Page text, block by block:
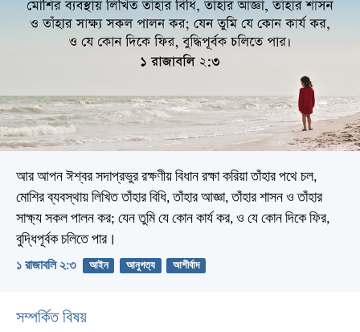
আর আপন ঈশ্বর সদাপ্রভুর রক্ষণীয় বিধান রক্ষা করিয়া তাঁহার পথে চল,
মোশির ব্যবস্থায় লিখিত তাঁহার বিধি, তাঁহার আজ্ঞা, তাঁহার শাসন ও তাঁহার
সাক্ষ্য সকল পালন কর; যেন তুমি যে কোন কার্য কর, ও যে কোন দিকে ফির,
বুদ্ধিপূর্বক চলিতে পার।
১ রাজাবলি ২:৩ আইন আনুগত্য আশীর্বাদ
সম্পর্কিত বিষয়